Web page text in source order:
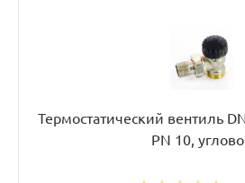
Термостатический вентиль
PN 10,